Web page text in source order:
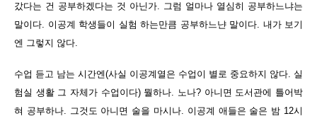
갔다는 건 공부하겠다는 것 아닌가. 그럼 얼마나 열심히 공부하느냐는
말이다. 이공계 학생들이 실험 하는만큼 공부하느냔 말이다. 내가 보기
엔 그렇지 않다.
수업 듣고 남는 시간엔(사실 이공계열은 수업이 별로 중요하지 않다. 실
험실 생활 그 자체가 수업이다) 뭘하나. 노나? 아니면 도서관에 틀어박
혀 공부하나. 그것도 아니면 술을 마시나. 이공계 애들은 술은 밤 12시